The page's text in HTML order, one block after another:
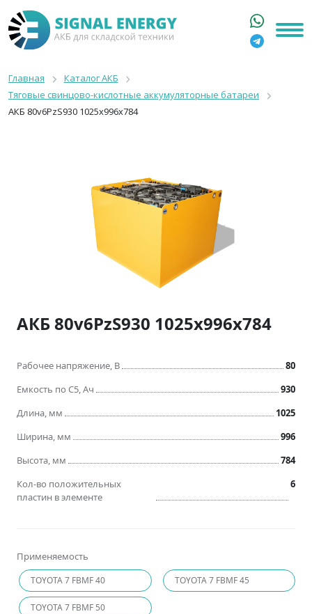
КАТАЛОГ
АРЕНДА АКБ
О КОМПАНИИ
+7 916 316 3333
8 800 550 44 77
info@signalenergy.ru
Главная
Каталог АКБ
Тяговые свинцово-кислотные аккумуляторные батареи
АКБ 80v6PzS930 1025x996x784
АКБ 80v6PzS930 1025x996x784
Рабочее напряжение, В
80
Емкость по C5, Ач
930
Длина, мм
1025
Ширина, мм
996
Высота, мм
784
Применяемость
TOYOTA 7 FBMF 40 TOYOTA 7 FBMF 45
TOYOTA 7 FBMF 50
Кол-во положительных
пластин в элементе
6